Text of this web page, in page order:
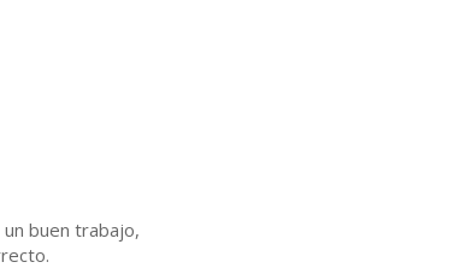
buen trabajo,